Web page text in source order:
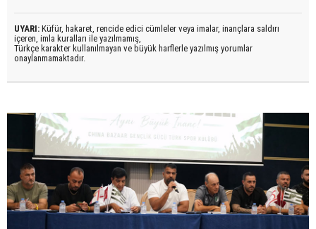
UYARI: Küfür, hakaret, rencide edici cümleler veya imalar, inançlara saldırı
içeren, imla kuralları ile yazılmamış,
Türkçe karakter kullanılmayan ve büyük harflerle yazılmış yorumlar
onaylanmamaktadır.